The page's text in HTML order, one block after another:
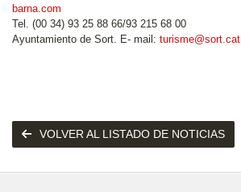
barna.com
Tel. (00 34) 93 25 88 66/93 215 68 00
Ayuntamiento de Sort. E- mail: turisme@sort.cat
VOLVER AL LISTADO DE NOTICIAS